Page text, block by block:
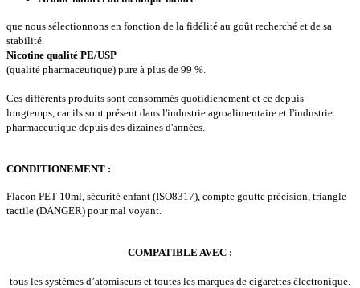
que nous sélectionnons en fonction de la fidélité au goût recherché et de sa
stabilité.
Nicotine qualité PE/USP
(qualité pharmaceutique) pure à plus de 99 %.
Ces différents produits sont consommés quotidienement et ce depuis
longtemps, car ils sont présent dans l'industrie agroalimentaire et l'industrie
pharmaceutique depuis des dizaines d'années.
CONDITIONEMENT :
Flacon PET 10ml, sécurité enfant (ISO8317), compte goutte précision, triangle
tactile (DANGER) pour mal voyant.
COMPATIBLE AVEC :
tous les systèmes d’atomiseurs et toutes les marques de cigarettes électronique.